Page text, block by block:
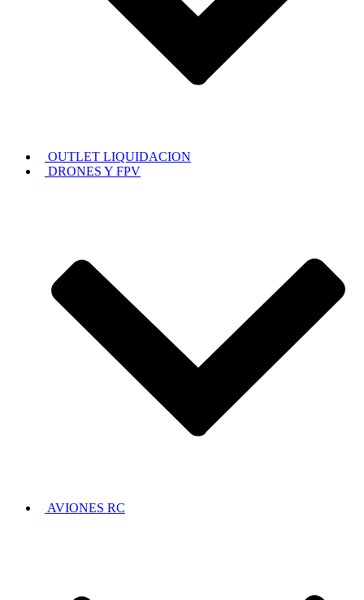
OUTLET LIQUIDACION
DRONES Y FPV
AVIONES RC